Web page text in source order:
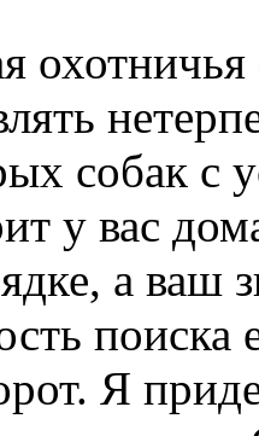
охотничья
собак с
у вас
а ваш
поиска
Я